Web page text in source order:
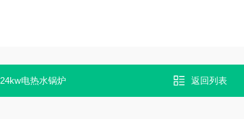
24kw电热水锅炉 返回列表